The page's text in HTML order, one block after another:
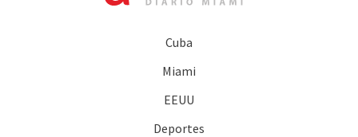
Cuba
Miami
EEUU
Deportes